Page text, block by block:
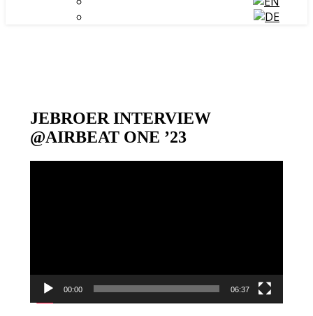
JEBROER INTERVIEW
@AIRBEAT ONE ’23
00:00 06:37